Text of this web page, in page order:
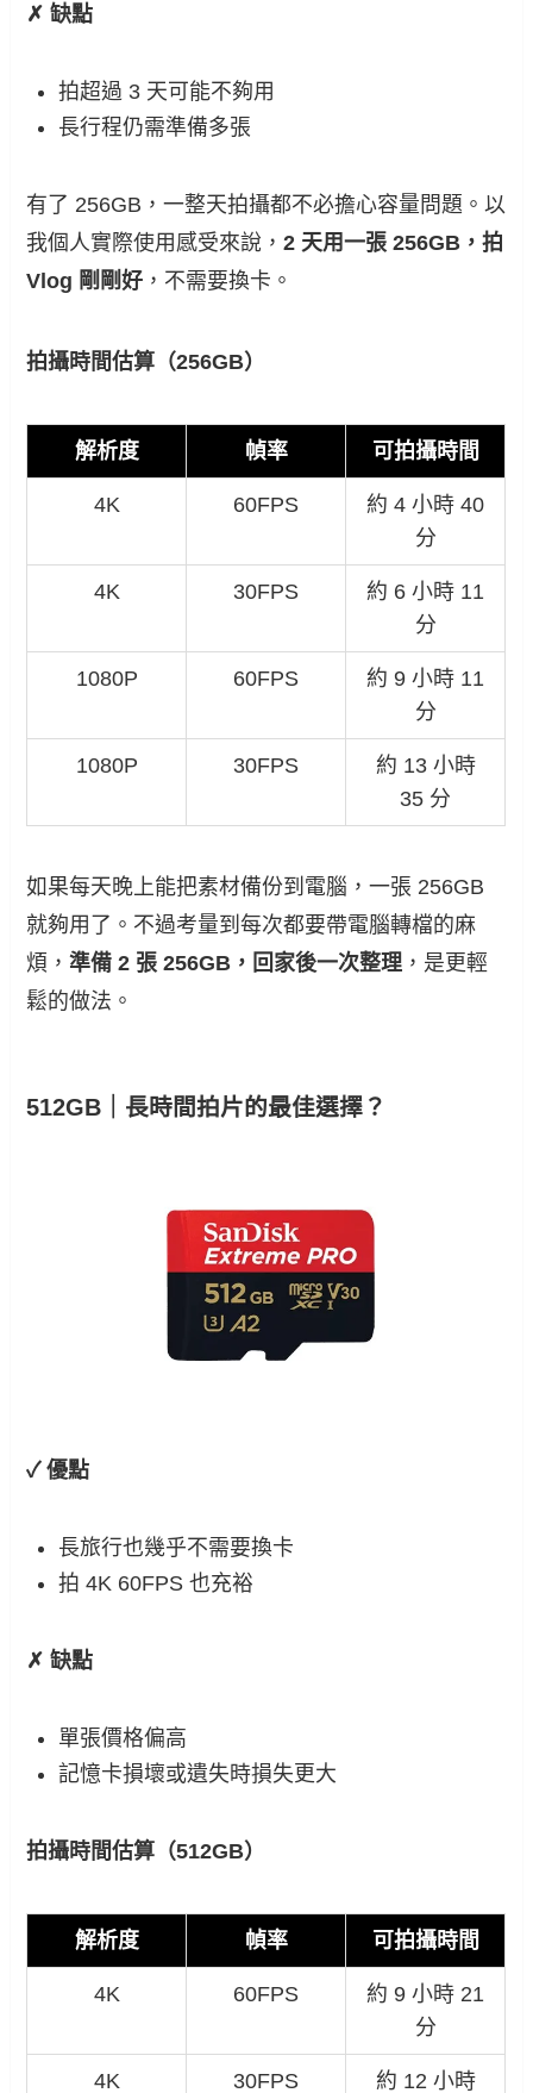
✗ 缺點
拍超過 3 天可能不夠用
長行程仍需準備多張
有了 256GB，一整天拍攝都不必擔心容量問題。以
我個人實際使用感受來說，2 天用一張 256GB，拍
Vlog 剛剛好 ，不需要換卡。
拍攝時間估算（256GB）
解析度 幀率 可拍攝時間
4K 60FPS
約 4 小時 40
分
4K 30FPS
約 6 小時 11
分
1080P 60FPS
約 9 小時 11
分
1080P 30FPS
約 13 小時
35 分
如果每天晚上能把素材備份到電腦，一張 256GB
就夠用了。不過考量到每次都要帶電腦轉檔的麻
煩，準備 2 張 256GB，回家後一次整理 ，是更輕
鬆的做法。
512GB｜長時間拍片的最佳選擇？
✓ 優點
長旅行也幾乎不需要換卡
拍 4K 60FPS 也充裕
✗ 缺點
單張價格偏高
記憶卡損壞或遺失時損失更大
拍攝時間估算（512GB）
解析度 幀率 可拍攝時間
4K 60FPS
約 9 小時 21
分
4K 30FPS 約 12 小時